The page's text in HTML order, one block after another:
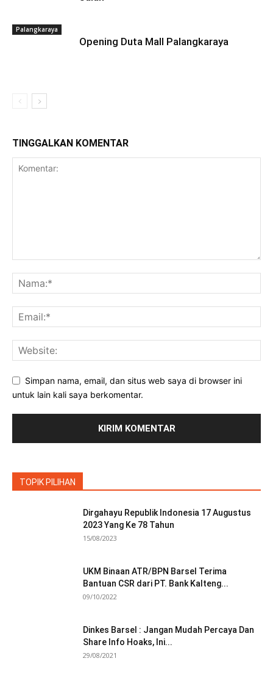
Palangkaraya
Opening Duta Mall Palangkaraya
TINGGALKAN KOMENTAR
Simpan nama, email, dan situs web saya di browser ini
untuk lain kali saya berkomentar.
TOPIK PILIHAN
Dirgahayu Republik Indonesia 17 Augustus
2023 Yang Ke 78 Tahun
15/08/2023
UKM Binaan ATR/BPN Barsel Terima
Bantuan CSR dari PT. Bank Kalteng...
09/10/2022
Dinkes Barsel : Jangan Mudah Percaya Dan
Share Info Hoaks, Ini...
29/08/2021